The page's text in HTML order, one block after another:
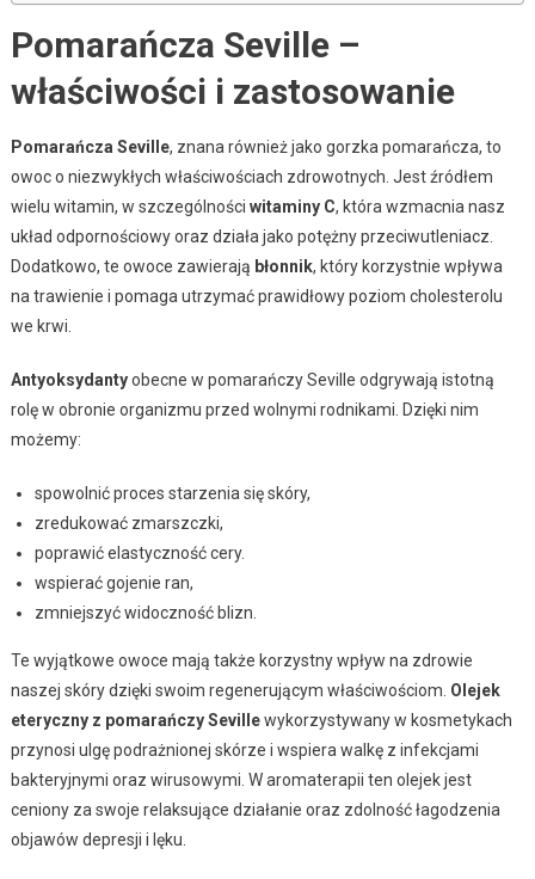
Pomarańcza Seville –
właściwości i zastosowanie
Pomarańcza Seville, znana również jako gorzka pomarańcza, to
owoc o niezwykłych właściwościach zdrowotnych. Jest źródłem
wielu witamin, w szczególności witaminy C, która wzmacnia nasz
układ odpornościowy oraz działa jako potężny przeciwutleniacz.
Dodatkowo, te owoce zawierają błonnik, który korzystnie wpływa
na trawienie i pomaga utrzymać prawidłowy poziom cholesterolu
we krwi.
Antyoksydantyobecne w pomarańczy Seville odgrywają istotną
rolę w obronie organizmu przed wolnymi rodnikami. Dzięki nim
możemy:
spowolnić proces starzenia się skóry,
zredukować zmarszczki,
poprawić elastyczność cery.
wspierać gojenie ran,
zmniejszyć widoczność blizn.
Te wyjątkowe owoce mają także korzystny wpływ na zdrowie
naszej skóry dzięki swoim regenerującym właściwościom. Olejek
eteryczny z pomarańczy Sevillewykorzystywany w kosmetykach
przynosi ulgę podrażnionej skórze i wspiera walkę z infekcjami
bakteryjnymi oraz wirusowymi. W aromaterapii ten olejek jest
ceniony za swoje relaksujące działanie oraz zdolność łagodzenia
objawów depresji i lęku.